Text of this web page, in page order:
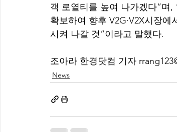
객 로열티를 높여 나가겠다”며
확보하여 향후 V2G·V2X시장
시켜 나갈 것”이라고 말했다.
조아라 한경닷컴 기자
News